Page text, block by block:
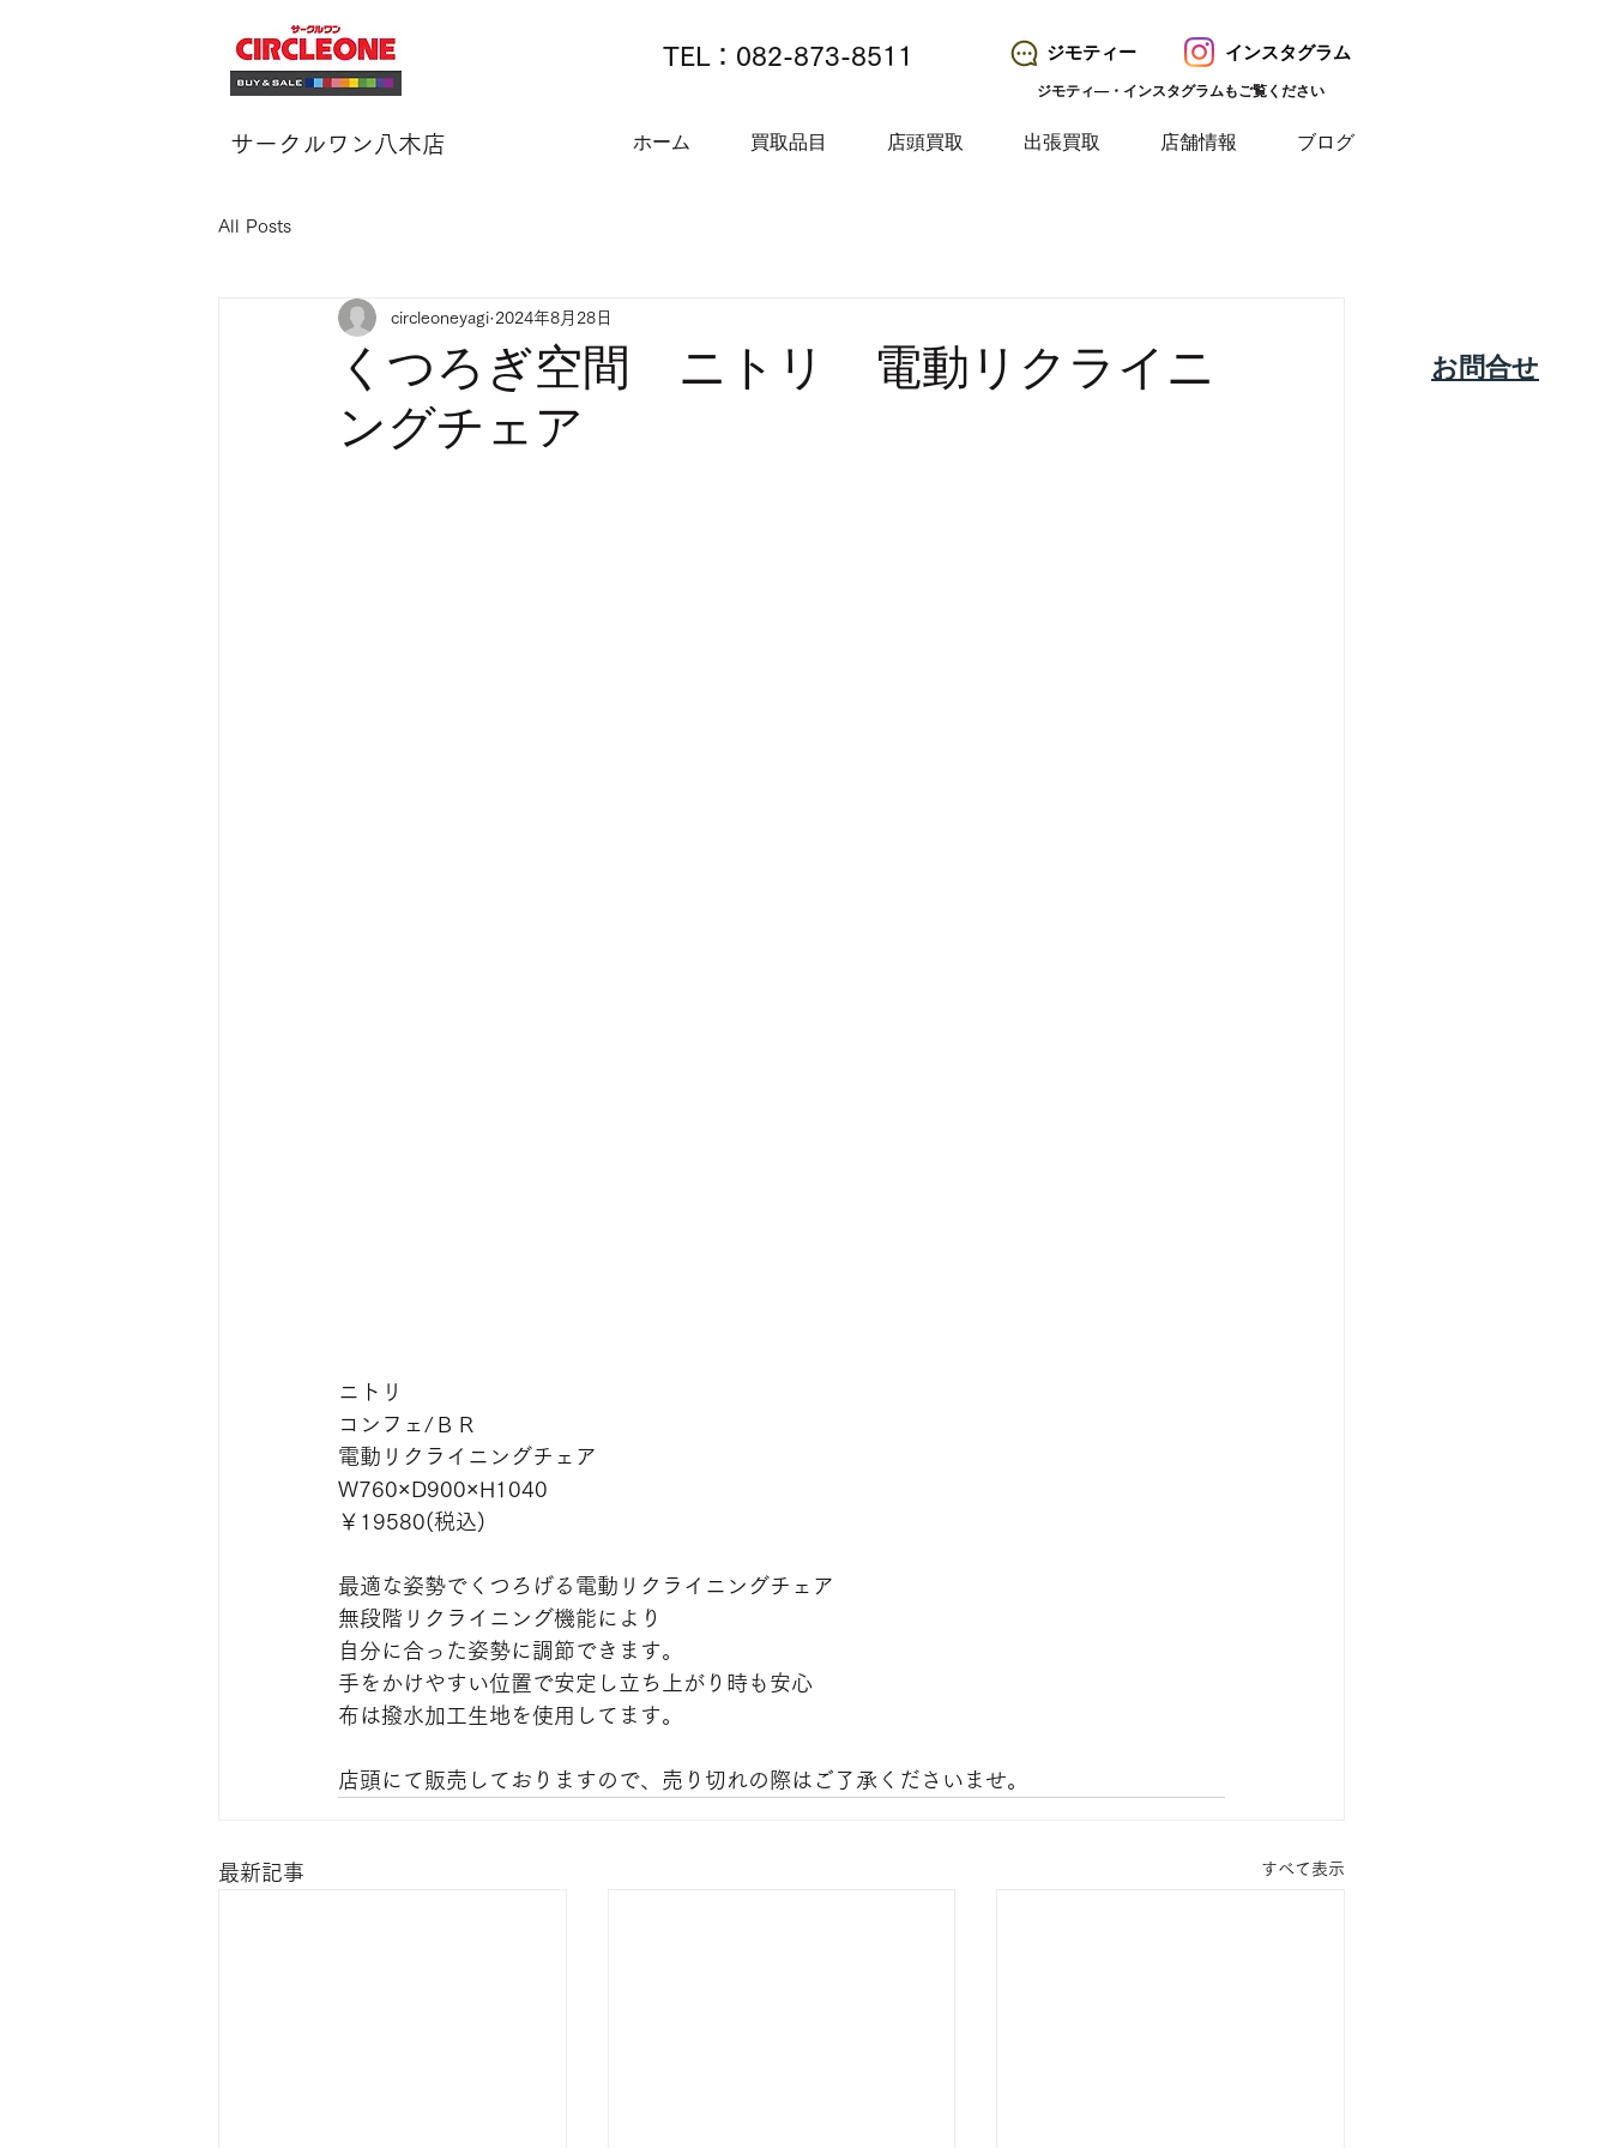
​お問合せ
サークルワン八木店
TEL：082-873-8511 ジモティー インスタグラム
ジモティ―・インスタグラムもご覧ください
ホーム 買取品目 店頭買取 出張買取 店舗情報 ブログ
All Posts
くつろぎ空間 ニトリ 電動リクライニ
ングチェア
circleoneyagi 2024年8月28日
ニトリ
コンフェ/ＢＲ
電動リクライニングチェア
W760×D900×H1040
￥19580(税込)
最適な姿勢でくつろげる電動リクライニングチェア
無段階リクライニング機能により
自分に合った姿勢に調節できます。
手をかけやすい位置で安定し立ち上がり時も安心
布は撥水加工生地を使用してます。
店頭にて販売しておりますので、売り切れの際はご了承くださいませ。
最新記事 すべて表示